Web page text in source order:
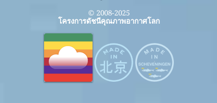
© 2008-2025
โครงการดัชนีคุณภาพอากาศโลก